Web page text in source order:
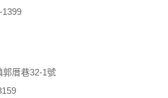
及破案！
相關企業伙伴網站的帳號、密碼或個
所提供的服務後，務必記得登出帳戶
止他人讀取您的個人資料。
1399
郭厝巷32-1號